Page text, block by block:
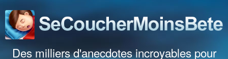
Des milliers d'anecdotes incroyables pour